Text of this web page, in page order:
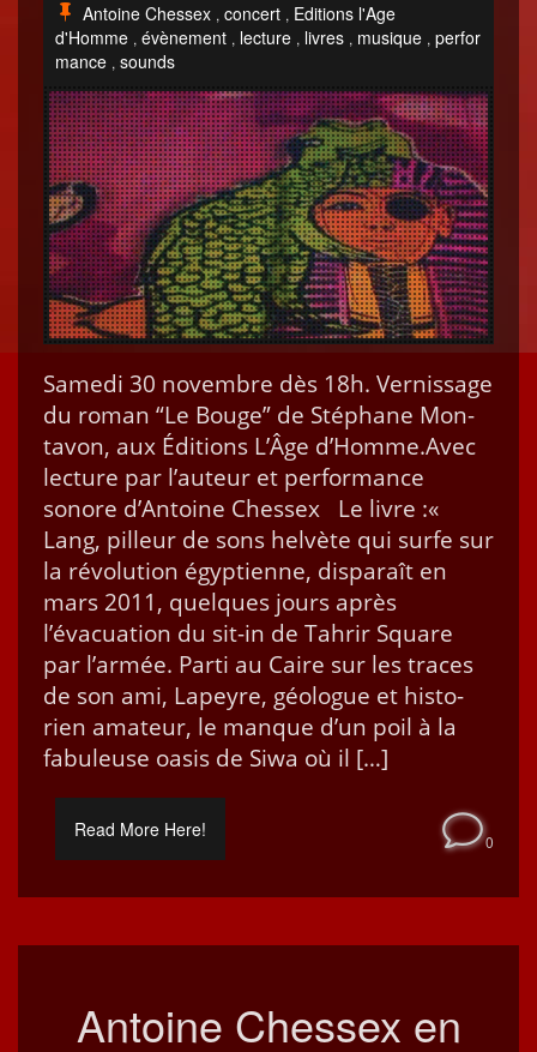
Antoine Chessex , concert , Editions l'Age
d'Homme , évènement , lecture , livres , musique , perfor
mance , sounds
Same­di 30 novem­bre dès 18h. Vernissage
du roman “Le Bouge” de Stéphane Mon­
tavon, aux Édi­tions L’Âge d’Homme.Avec
lec­ture par l’au­teur et per­for­mance
sonore d’An­toine Ches­sex Le livre :«
Lang, pilleur de sons helvète qui surfe sur
la révolution égyptienne, disparaît en
mars 2011, quelques jours après
l’évacuation du sit-in de Tahrir Square
par l’armée. Par­ti au Caire sur les traces
de son ami, Lapeyre, géo­logue et his­to­
rien ama­teur, le manque d’un poil à la
fab­uleuse oasis de Siwa où il […]
Read More Here!
0
Antoine Chessex en